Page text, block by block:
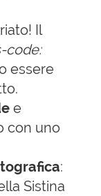
Il
code:
essere
e
con uno
:
Sistina